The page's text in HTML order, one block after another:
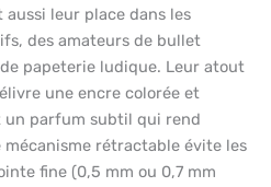
leur place dans les
des amateurs de bullet
papeterie ludique. Leur atout
une encre colorée et
parfum subtil qui rend
mécanisme rétractable évite les
fine (0,5 mm ou 0,7 mm